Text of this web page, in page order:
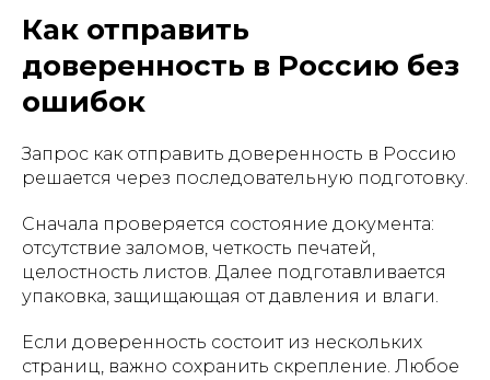
Как отправить
доверенность в Россию без
ошибок
Запрос как отправить доверенность в Россию
решается через последовательную подготовку.
Сначала проверяется состояние документа:
отсутствие заломов, четкость печатей,
целостность листов. Далее подготавливается
упаковка, защищающая от давления и влаги.
Если доверенность состоит из нескольких
страниц, важно сохранить скрепление. Любое